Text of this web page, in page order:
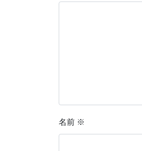
名前 ※